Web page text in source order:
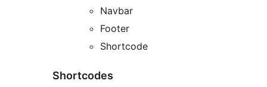
Navbar
Footer
Shortcode
Shortcodes